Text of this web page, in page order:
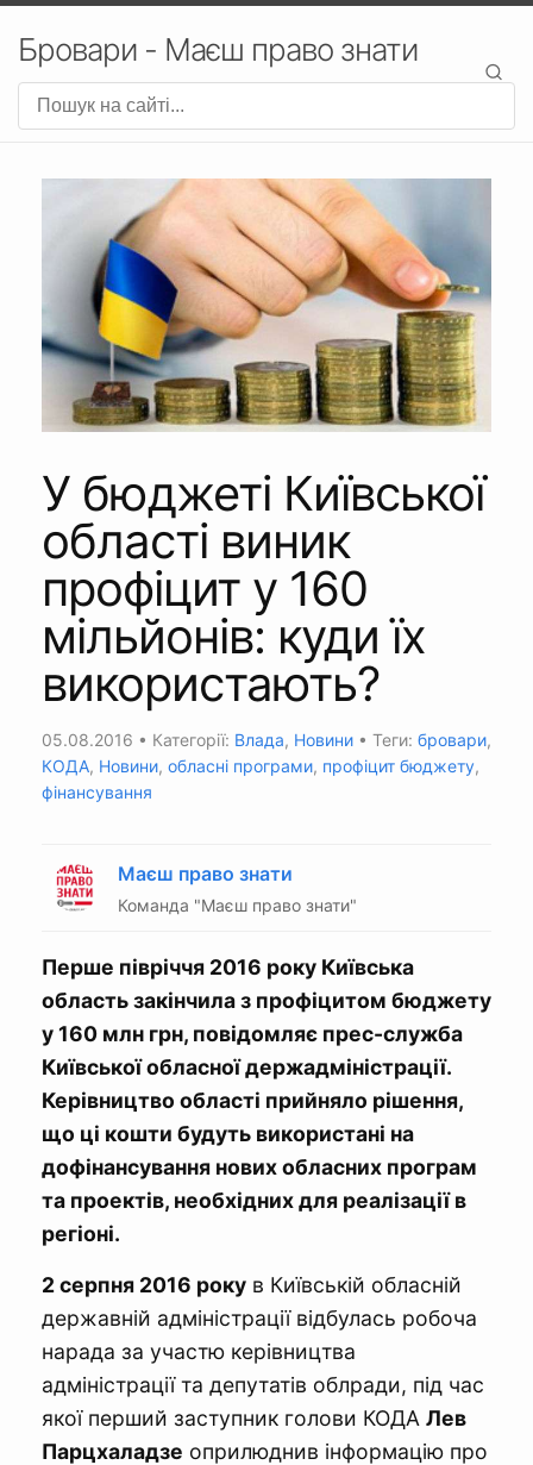
Бровари - Маєш право знати
У бюджеті Київської
області виник
профіцит у 160
мільйонів: куди їх
використають?
05.08.2016 • Категорії: Влада, Новини • Теги: бровари,
КОДА, Новини, обласні програми, профіцит бюджету,
фінансування
Маєш право знати
Команда "Маєш право знати"
Перше півріччя 2016 року Київська
область закінчила з профіцитом бюджету
у 160 млн грн, повідомляє прес-служба
Київської обласної держадміністрації.
Керівництво області прийняло рішення,
що ці кошти будуть використані на
дофінансування нових обласних програм
та проектів, необхідних для реалізації в
регіоні.
2 серпня 2016 року в Київській обласній
державній адміністрації відбулась робоча
нарада за участю керівництва
адміністрації та депутатів облради, під час
якої перший заступник голови КОДА Лев
Парцхаладзе оприлюднив інформацію про